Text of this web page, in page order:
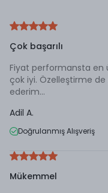
Adil A.
Doğrulanmış Alışveriş
Çok başarılı
Fiyat performansta en
çok iyi. Özelleştirme
ederim...
Mükemmel